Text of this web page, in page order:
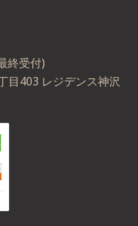
終受付)
目403 レジデンス神沢